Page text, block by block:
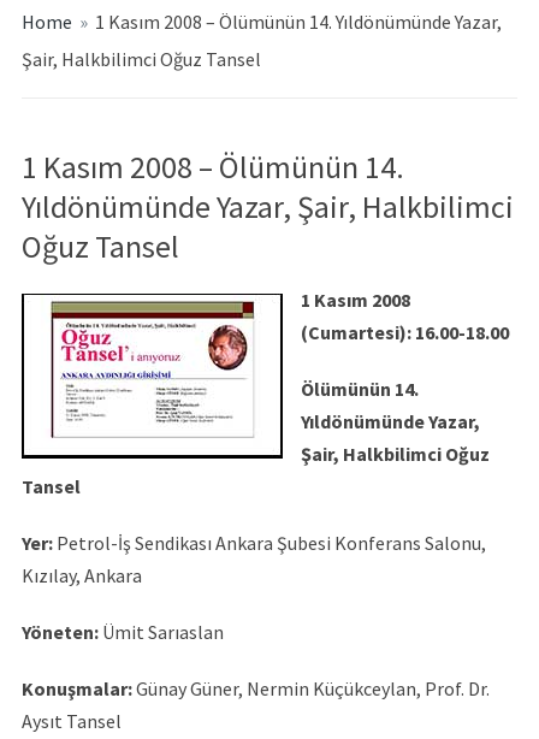
Home » 1 Kasım 2008 – Ölümünün 14. Yıldönümünde Yazar,
Şair, Halkbilimci Oğuz Tansel
1 Kasım 2008 – Ölümünün 14.
Yıldönümünde Yazar, Şair, Halkbilimci
Oğuz Tansel
1 Kasım 2008
(Cumartesi): 16.00-18.00
Ölümünün 14.
Yıldönümünde Yazar,
Şair, Halkbilimci Oğuz
Tansel
Yer: Petrol-İş Sendikası Ankara Şubesi Konferans Salonu,
Kızılay, Ankara
Yöneten: Ümit Sarıaslan
Konuşmalar:Günay Güner, Nermin Küçükceylan, Prof. Dr.
Aysıt Tansel